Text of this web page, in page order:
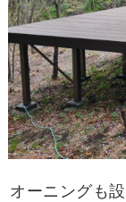
オーニングも